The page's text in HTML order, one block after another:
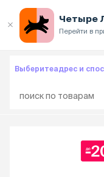
Четыре
Перейти в
Выберитеадрес и